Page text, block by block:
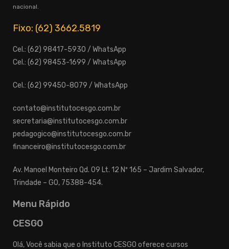
nacional.
Fixo: (62) 3662.5819
Cel.: (62) 98417-5930 / WhatsApp
Cel.: (62) 98453-1699 / WhatsApp
Cel.: (62) 99450-8079 / WhatsApp
contato@institutocesgo.com.br
secretaria@institutocesgo.com.br
pedagogico@institutocesgo.com.br
financeiro@institutocesgo.com.br
Av. Manoel Monteiro Qd. 09 Lt. 12 Nº 165 – Jardim Salvador,
Trindade – GO, 75388-454.
Menu Rápido
CESGO
Olá, Você sabia que o Instituto CESGO oferece cursos